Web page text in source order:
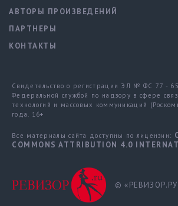
АВТОРЫ ПРОИЗВЕДЕНИЙ
ПАРТНЕРЫ
КОНТАКТЫ
Свидетельство о регистрации ЭЛ № ФС 77 -
Федеральной службой по надзору в сфере
технологий и массовых коммуникаций
года. 16+
Все материалы сайта доступны по лицензии:
COMMONS ATTRIBUTION 4.0
©